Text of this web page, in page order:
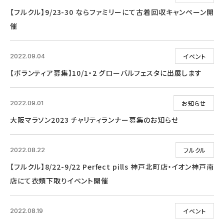
【フルクル】9/23-30 ならファミリーにて古着回収キャンペーン開
催
イベント
2022.09.04
【ボランティア募集】10/1・2 グローバルフェスタに出展します
お知らせ
2022.09.01
大阪マラソン2023 チャリティランナー募集のお知らせ
フルクル
2022.08.22
【フルクル】8/22-9/22 Perfect pills 神戸北町店・イオン神戸南
店にて衣類下取りイベント開催
イベント
2022.08.19